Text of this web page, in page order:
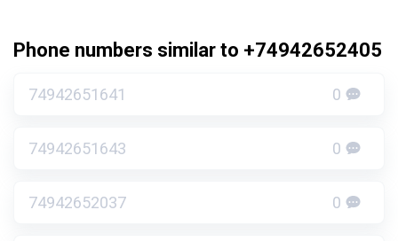
Phone numbers similar to +74942652405
74942651641 0
74942651643 0
74942652037 0